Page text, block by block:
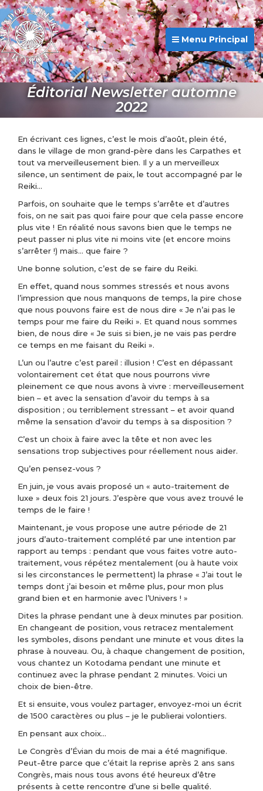
Menu Principal
Éditorial Newsletter automne
2022
En écrivant ces lignes, c’est le mois d’août, plein été,
dans le village de mon grand-père dans les Carpathes et
tout va merveilleusement bien. Il y a un merveilleux
silence, un sentiment de paix, le tout accompagné par le
Reiki…
Parfois, on souhaite que le temps s’arrête et d’autres
fois, on ne sait pas quoi faire pour que cela passe encore
plus vite ! En réalité nous savons bien que le temps ne
peut passer ni plus vite ni moins vite (et encore moins
s’arrêter !) mais… que faire ?
Une bonne solution, c’est de se faire du Reiki.
En effet, quand nous sommes stressés et nous avons
l’impression que nous manquons de temps, la pire chose
que nous pouvons faire est de nous dire « Je n’ai pas le
temps pour me faire du Reiki ». Et quand nous sommes
bien, de nous dire « Je suis si bien, je ne vais pas perdre
ce temps en me faisant du Reiki ».
L’un ou l’autre c’est pareil : illusion ! C’est en dépassant
volontairement cet état que nous pourrons vivre
pleinement ce que nous avons à vivre : merveilleusement
bien – et avec la sensation d’avoir du temps à sa
disposition ; ou terriblement stressant – et avoir quand
même la sensation d’avoir du temps à sa disposition ?
C’est un choix à faire avec la tête et non avec les
sensations trop subjectives pour réellement nous aider.
Qu’en pensez-vous ?
En juin, je vous avais proposé un « auto-traitement de
luxe » deux fois 21 jours. J’espère que vous avez trouvé le
temps de le faire !
Maintenant, je vous propose une autre période de 21
jours d’auto-traitement complété par une intention par
rapport au temps : pendant que vous faites votre auto-
traitement, vous répétez mentalement (ou à haute voix
si les circonstances le permettent) la phrase « J’ai tout le
temps dont j’ai besoin et même plus, pour mon plus
grand bien et en harmonie avec l’Univers ! »
Dites la phrase pendant une à deux minutes par position.
En changeant de position, vous retracez mentalement
les symboles, disons pendant une minute et vous dites la
phrase à nouveau. Ou, à chaque changement de position,
vous chantez un Kotodama pendant une minute et
continuez avec la phrase pendant 2 minutes. Voici un
choix de bien-être.
Et si ensuite, vous voulez partager, envoyez-moi un écrit
de 1500 caractères ou plus – je le publierai volontiers.
En pensant aux choix…
Le Congrès d’Évian du mois de mai a été magnifique.
Peut-être parce que c’était la reprise après 2 ans sans
Congrès, mais nous tous avons été heureux d’être
présents à cette rencontre d’une si belle qualité.